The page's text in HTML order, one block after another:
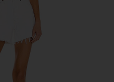
LONG ショートパンツ